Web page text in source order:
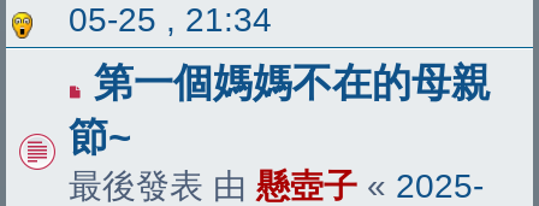
05-25 , 21:34
第一個媽媽不在的母親
節~
最後發表 由 懸壺子 « 2025-